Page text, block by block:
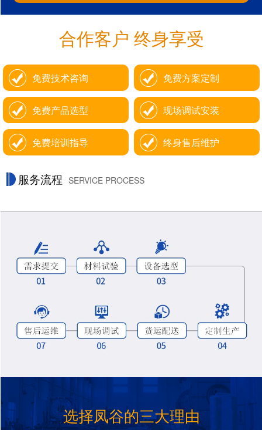
合作客户 终身享受
免费技术咨询 免费方案定制
免费产品选型 现场调试安装
免费培训指导 终身售后维护
服务流程 SERVICE PROCESS
选择凤谷的三大理由